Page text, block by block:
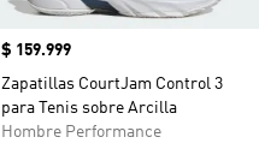
Precio
$ 159.999
Zapatillas CourtJam Control 3
para Tenis sobre Arcilla
Hombre Performance